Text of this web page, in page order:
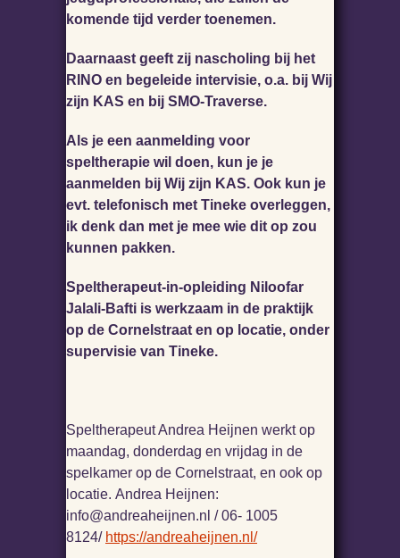
komende tijd verder toenemen.
Daarnaast geeft zij nascholing bij het
RINO en begeleide intervisie, o.a. bij Wij
zijn KAS en bij SMO-Traverse.
Als je een aanmelding voor
speltherapie wil doen, kun je je
aanmelden bij Wij zijn KAS. Ook kun je
evt. telefonisch met Tineke overleggen,
ik denk dan met je mee wie dit op zou
kunnen pakken.
Speltherapeut-in-opleiding Niloofar
Jalali-Bafti is werkzaam in de praktijk
op de Cornelstraat en op locatie, onder
supervisie van Tineke.
Speltherapeut Andrea Heijnen werkt op
maandag, donderdag en vrijdag in de
spelkamer op de Cornelstraat, en ook op
locatie. Andrea Heijnen:
info@andreaheijnen.nl / 06- 1005
8124/ https://andreaheijnen.nl/